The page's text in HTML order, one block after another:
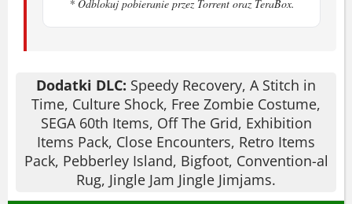
Jak gra się w Two Point
Hospital
Rozbudowujesz sale, zatrudniasz lekarzy i
pielęgniarki. Każda decyzja o sprzęcie
wpływa na kolejki. Serio. Pacjenci
przychodzą z chorobami, które wywołują
śmiech.
* Odblokuj pobieranie przez Torrent oraz TeraBox.
Dodatki DLC: Speedy Recovery, A Stitch in
Time, Culture Shock, Free Zombie Costume,
SEGA 60th Items, Off The Grid, Exhibition
Items Pack, Close Encounters, Retro Items
Pack, Pebberley Island, Bigfoot, Convention-al
Rug, Jingle Jam Jingle Jimjams.